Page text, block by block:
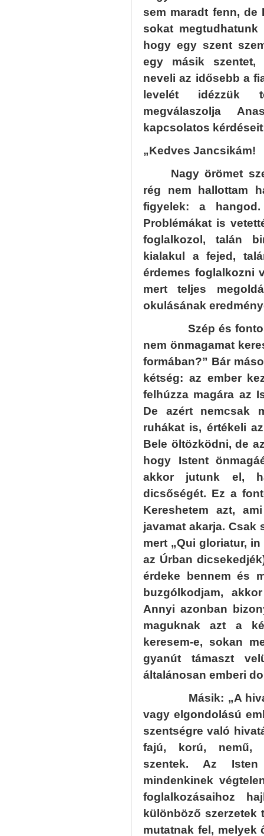
sem maradt fenn, de
sokat megtudhatunk
hogy egy szent
egy másik szentet,
neveli az idősebb a
levelét idézzük
megválaszolja
kapcsolatos
„Kedves Jancsikám!
Nagy örömet
rég nem hallottam
figyelek: a hangod.
Problémákat is
foglalkozol, talán
kialakul a fejed,
érdemes foglalkozni
mert teljes
okulásának
Szép és fontos
nem önmagamat
formában?” Bár
kétség: az ember
felhúzza magára az
De azért nemcsak
ruhákat is, értékeli
Bele öltözködni, de
hogy Istent
akkor jutunk el,
dicsőségét. Ez a
Kereshetem azt,
javamat akarja. Csak
mert „Qui gloriatur,
az Úrban
érdeke bennem és
buzgólkodjam,
Annyi azonban
maguknak azt a
keresem-e, sokan
gyanút támaszt
általánosan emberi
Másik: „A
vagy elgondolású
szentségre való
fajú, korú, nemű,
szentek. Az
mindenkinek
foglalkozásaihoz
különböző
mutatnak fel, melyek